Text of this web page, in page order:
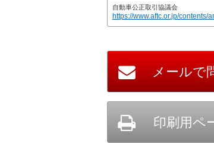
自動車公正取引協議会
https://www.aftc.or.jp/contents/